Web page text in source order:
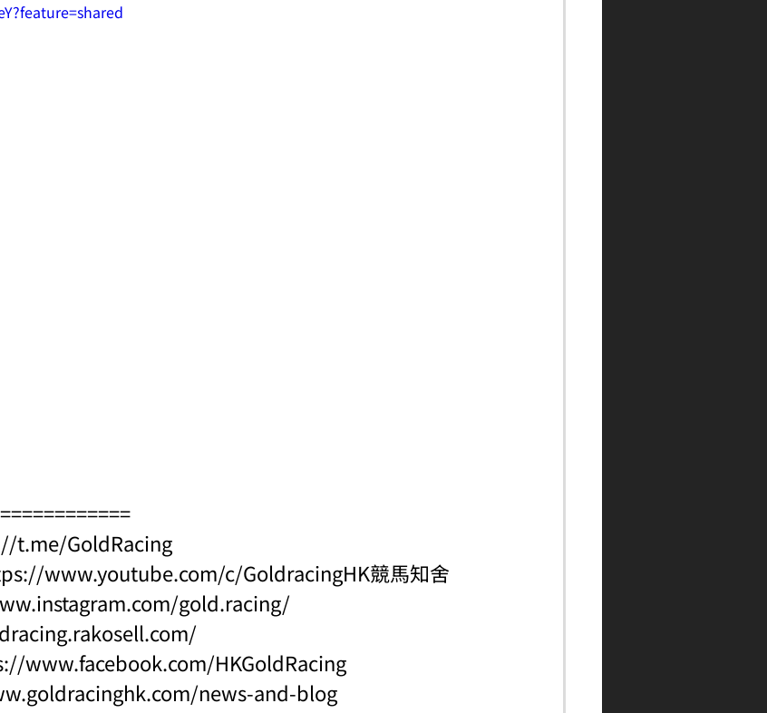
t.me/GoldRacing
www.youtube.com/c/GoldracingHK競馬知舍
gold.racing/
www.facebook.com/HKGoldRacing
news-and-blog